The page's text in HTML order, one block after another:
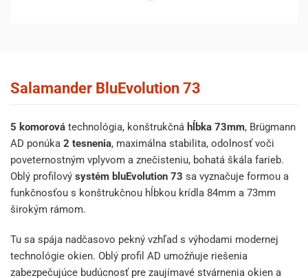
Salamander BluEvolution 73
5 komorová technológia, konštrukčná hĺbka 73mm, Brügmann
AD ponúka 2 tesnenia, maximálna stabilita, odolnosť voči
poveternostným vplyvom a znečisteniu, bohatá škála farieb.
Oblý profilový systém bluEvolution 73 sa vyznačuje formou a
funkčnosťou s konštrukčnou hĺbkou krídla 84mm a 73mm
širokým rámom.
Tu sa spája nadčasovo pekný vzhľad s výhodami modernej
technológie okien. Oblý profil AD umožňuje riešenia
zabezpečujúce budúcnosť pre zaujímavé stvárnenia okien a